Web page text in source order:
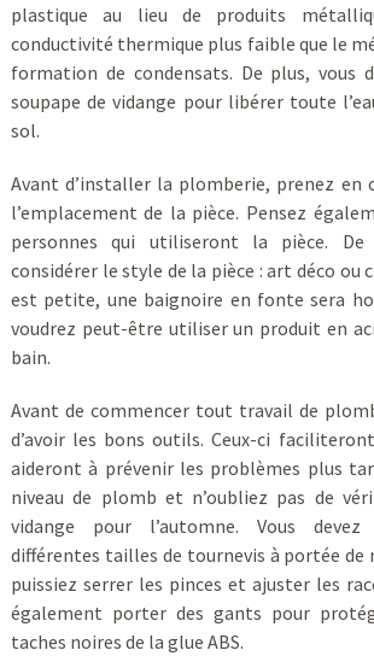
plastique au lieu de produits
conductivité thermique plus faible que le
formation de condensats. De plus, vous
soupape de vidange pour libérer toute
sol.
Avant d’installer la plomberie, prenez
l’emplacement de la pièce. Pensez
personnes qui utiliseront la pièce. De
considérer le style de la pièce : art déco ou
est petite, une baignoire en fonte sera
voudrez peut-être utiliser un produit en
bain.
Avant de commencer tout travail de
d’avoir les bons outils. Ceux-ci
aideront à prévenir les problèmes plus
niveau de plomb et n’oubliez pas de
vidange pour l’automne. Vous
différentes tailles de tournevis à portée de
puissiez serrer les pinces et ajuster les
également porter des gants pour
taches noires de la glue ABS.